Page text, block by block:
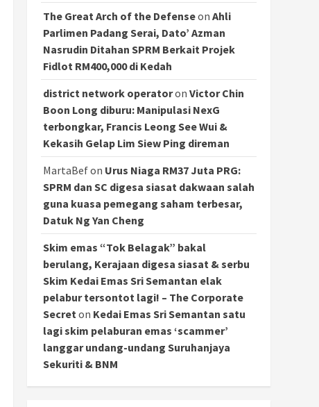
The Great Arch of the Defenseon Ahli
Parlimen Padang Serai, Dato’ Azman
Nasrudin Ditahan SPRM Berkait Projek
Fidlot RM400,000 di Kedah
district network operatoron Victor Chin
Boon Long diburu: Manipulasi NexG
terbongkar, Francis Leong See Wui &
Kekasih Gelap Lim Siew Ping direman
MartaBefon Urus Niaga RM37 Juta PRG:
SPRM dan SC digesa siasat dakwaan salah
guna kuasa pemegang saham terbesar,
Datuk Ng Yan Cheng
Skim emas “Tok Belagak” bakal
berulang, Kerajaan digesa siasat & serbu
Skim Kedai Emas Sri Semantan elak
pelabur tersontot lagi! – The Corporate
Secret on Kedai Emas Sri Semantan satu
lagi skim pelaburan emas ‘scammer’
langgar undang-undang Suruhanjaya
Sekuriti & BNM